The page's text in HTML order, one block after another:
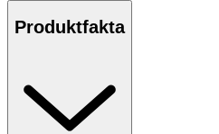
Produktfakta